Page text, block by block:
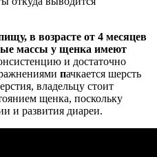
в возрасте от 4 месяцев
массы у щенка имеют
и достаточно
пачкается шерсть
владельцу стоит
щенка, поскольку
и развития диареи.